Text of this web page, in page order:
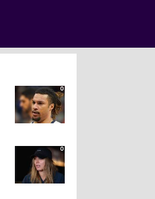
0
0